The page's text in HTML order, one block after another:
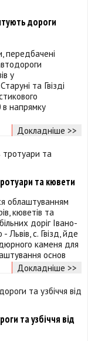
дороги
передбачені
у
та Гвізді
напрямку
Докладніше >>
та кювети
облаштуванням
кюветів та
доріг Івано-
с. Гвізд, йде
каменя для
основ
Докладніше >>
та узбіччя від